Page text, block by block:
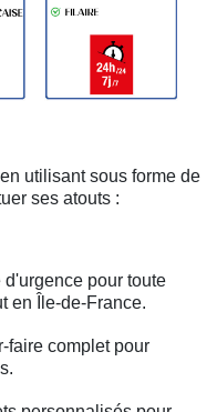
utilisant sous forme de
ses atouts :
d'urgence pour toute
en Île-de-France.
faire complet pour